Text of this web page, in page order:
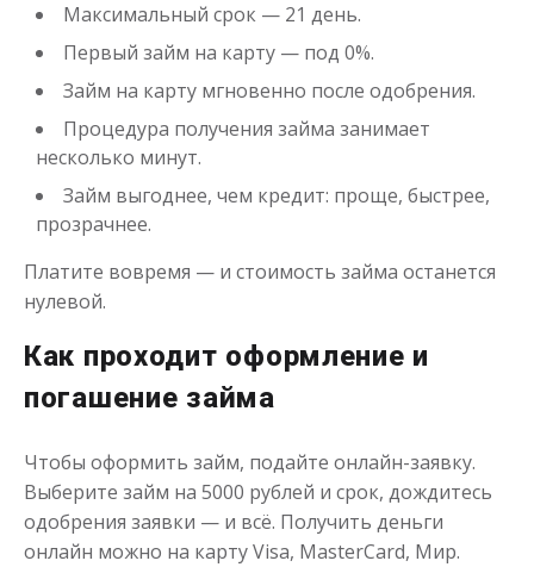
Сумма до
Срок от 1до 30 дня
Получить
Сумма
Получить
Максимальный срок — 21 день.
Первый займ на карту — под 0%.
Займ на карту мгновенно после одобрения.
Процедура получения займа занимает
несколько минут.
Займ выгоднее, чем кредит: проще, быстрее,
прозрачнее.
Платите вовремя — и стоимость займа останется
нулевой.
Как проходит оформление и
погашение займа
Чтобы оформить займ, подайте онлайн-заявку.
Выберите займ на 5000 рублей и срок, дождитесь
одобрения заявки — и всё. Получить деньги
онлайн можно на карту Visa, MasterCard, Мир.